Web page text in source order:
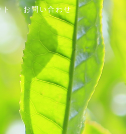
お問い合わせ